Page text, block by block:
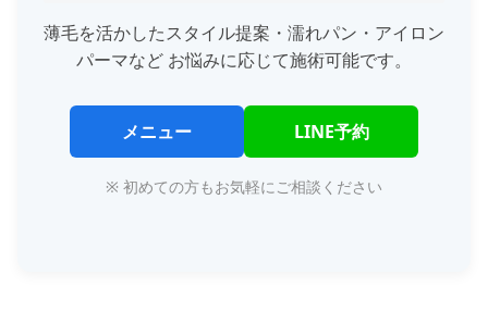
薄毛を活かしたスタイル提案・濡れパン・アイロン
パーマなど お悩みに応じて施術可能です。
メニュー LINE予約
※ 初めての方もお気軽にご相談ください